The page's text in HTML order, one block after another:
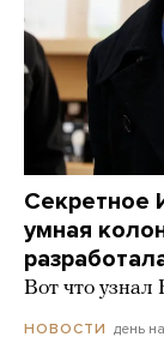
Секретное
умная
Вот что узнал
НОВОСТИ день